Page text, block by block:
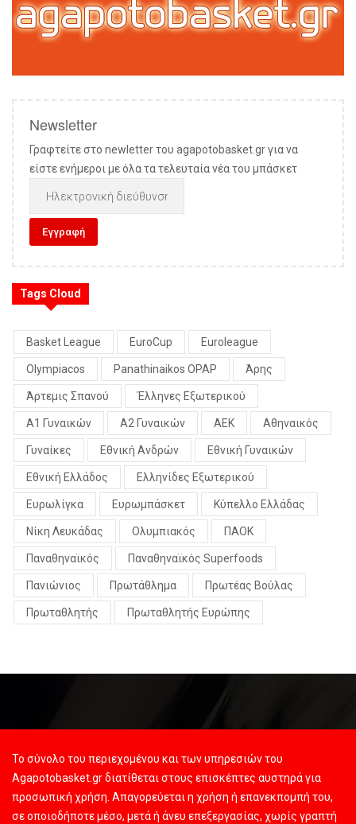
Newsletter
Γραφτείτε στο newletter του agapotobasket.gr για να
είστε ενήμεροι με όλα τα τελευταία νέα του μπάσκετ
Tags Cloud
Basket League EuroCup Euroleague
Olympiacos Panathinaikos OPAP Άρης
Άρτεμις Σπανού Έλληνες Εξωτερικού
Α1 Γυναικών Α2 Γυναικών ΑΕΚ Αθηναικός
Γυναίκες Εθνική Ανδρών Εθνική Γυναικών
Εθνική Ελλάδος Ελληνίδες Εξωτερικού
Ευρωλίγκα Ευρωμπάσκετ Κύπελλο Ελλάδας
Νίκη Λευκάδας Ολυμπιακός ΠΑΟΚ
Παναθηναϊκός Παναθηναϊκός Superfoods
Πανιώνιος Πρωτάθλημα Πρωτέας Βούλας
Πρωταθλητής Πρωταθλητής Ευρώπης
Το σύνολο του περιεχομένου και των υπηρεσιών του
Agapotobasket.gr διατίθεται στους επισκέπτες αυστηρά για
προσωπική χρήση. Απαγορεύεται η χρήση ή επανεκπομπή του,
σε οποιοδήποτε μέσο, μετά ή άνευ επεξεργασίας, χωρίς γραπτή